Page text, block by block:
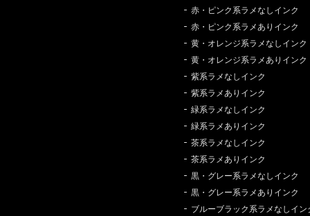
赤・ピンク系ラメなしインク
赤・ピンク系ラメありインク
黄・オレンジ系ラメなしインク
黄・オレンジ系ラメありインク
紫系ラメなしインク
紫系ラメありインク
緑系ラメなしインク
緑系ラメありインク
茶系ラメなしインク
茶系ラメありインク
黒・グレー系ラメなしインク
黒・グレー系ラメありインク
ブルーブラック系ラメなしイン